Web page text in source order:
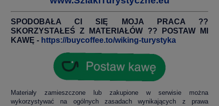
SPODOBAŁA CI SIĘ MOJA PRACA ??
SKORZYSTAŁEŚ Z MATERIAŁÓW ?? POSTAW MI
KAWĘ - https://buycoffee.to/wiking-turystyka
Materiały zamieszczone lub zakupione w serwisie można
wykorzystywać na ogólnych zasadach wynikających z prawa